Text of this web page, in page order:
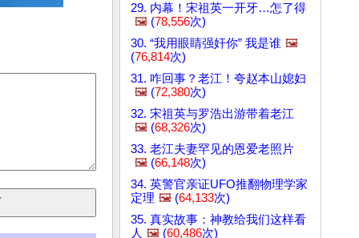
29. 内幕！宋祖英一开牙…怎了得
🖼️ (78,556次)
30. “我用眼睛强奸你” 我是谁 🖼️
(76,814次)
31. 咋回事？老江！夸赵本山媳妇
🖼️ (72,380次)
32. 宋祖英与罗浩出游带着老江
🖼️ (68,326次)
33. 老江夫妻罕见的恩爱老照片
🖼️ (66,148次)
34. 英警官亲证UFO推翻物理学家
定理 🖼️ (64,133次)
35. 真实故事：神教给我们这样看
人 🖼️ (60,486次)